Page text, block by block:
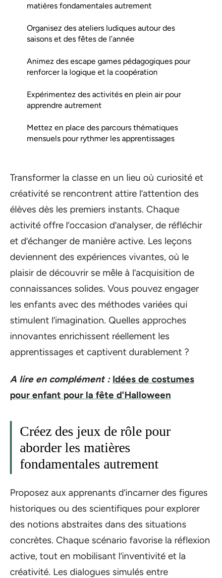
matières fondamentales autrement
Organisez des ateliers ludiques autour des
saisons et des fêtes de l’année
Animez des escape games pédagogiques pour
renforcer la logique et la coopération
Expérimentez des activités en plein air pour
apprendre autrement
Mettez en place des parcours thématiques
mensuels pour rythmer les apprentissages
Transformer la classe en un lieu où curiosité et
créativité se rencontrent attire l’attention des
élèves dès les premiers instants. Chaque
activité offre l’occasion d’analyser, de réfléchir
et d’échanger de manière active. Les leçons
deviennent des expériences vivantes, où le
plaisir de découvrir se mêle à l’acquisition de
connaissances solides. Vous pouvez engager
les enfants avec des méthodes variées qui
stimulent l’imagination. Quelles approches
innovantes enrichissent réellement les
apprentissages et captivent durablement ?
A lire en complément : Idées de costumes
pour enfant pour la fête d'Halloween
Créez des jeux de rôle pour
aborder les matières
fondamentales autrement
Proposez aux apprenants d’incarner des figures
historiques ou des scientifiques pour explorer
des notions abstraites dans des situations
concrètes. Chaque scénario favorise la réflexion
active, tout en mobilisant l’inventivité et la
créativité. Les dialogues simulés entre